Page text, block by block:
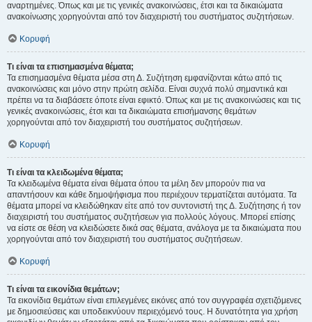
αναρτημένες. Όπως και με τις γενικές ανακοινώσεις, έτσι και τα δικαιώματα
ανακοίνωσης χορηγούνται από τον διαχειριστή του συστήματος συζητήσεων.
Κορυφή
Τι είναι τα επισημασμένα θέματα;
Τα επισημασμένα θέματα μέσα στη Δ. Συζήτηση εμφανίζονται κάτω από τις
ανακοινώσεις και μόνο στην πρώτη σελίδα. Είναι συχνά πολύ σημαντικά και
πρέπει να τα διαβάσετε όποτε είναι εφικτό. Όπως και με τις ανακοινώσεις και τις
γενικές ανακοινώσεις, έτσι και τα δικαιώματα επισήμανσης θεμάτων
χορηγούνται από τον διαχειριστή του συστήματος συζητήσεων.
Κορυφή
Τι είναι τα κλειδωμένα θέματα;
Τα κλειδωμένα θέματα είναι θέματα όπου τα μέλη δεν μπορούν πια να
απαντήσουν και κάθε δημοψήφισμα που περιέχουν τερματίζεται αυτόματα. Τα
θέματα μπορεί να κλειδώθηκαν είτε από τον συντονιστή της Δ. Συζήτησης ή τον
διαχειριστή του συστήματος συζητήσεων για πολλούς λόγους. Μπορεί επίσης
να είστε σε θέση να κλειδώσετε δικά σας θέματα, ανάλογα με τα δικαιώματα που
χορηγούνται από τον διαχειριστή του συστήματος συζητήσεων.
Κορυφή
Τι είναι τα εικονίδια θεμάτων;
Τα εικονίδια θεμάτων είναι επιλεγμένες εικόνες από τον συγγραφέα σχετιζόμενες
με δημοσιεύσεις και υποδεικνύουν περιεχόμενό τους. Η δυνατότητα για χρήση